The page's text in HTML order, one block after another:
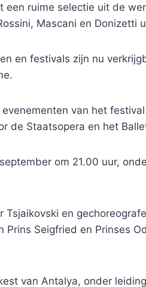
ruime selectie uit de
Mascani en Donizetti
en festivals zijn nu
van het
de Staatsopera en het
om 21.00 uur,
Tsjaikovski en
Prins Seigfried en Prinses
van Antalya, onder